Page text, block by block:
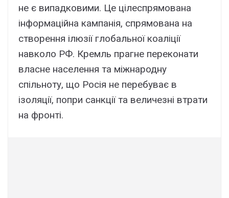
не є випадковими. Це цілеспрямована
інформаційна кампанія, спрямована на
створення ілюзії глобальної коаліції
навколо РФ. Кремль прагне переконати
власне населення та міжнародну
спільноту, що Росія не перебуває в
ізоляції, попри санкції та величезні втрати
на фронті.